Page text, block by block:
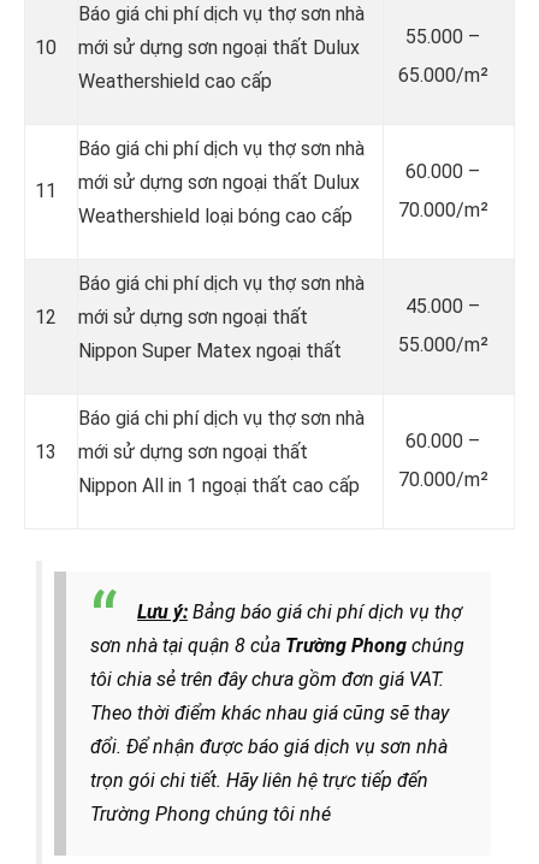
10
Báo giá chi phí dịch vụ thợ sơn nhà
mới sử dựng sơn ngoại thất Dulux
Weathershield cao cấp
55.000 –
65.000/m²
11
Báo giá chi phí dịch vụ thợ sơn nhà
mới sử dựng sơn ngoại thất Dulux
Weathershield loại bóng cao cấp
60.000 –
70.000/m²
12
Báo giá chi phí dịch vụ thợ sơn nhà
mới sử dựng sơn ngoại thất
Nippon Super Matex ngoại thất
45.000 –
55.000/m²
13
Báo giá chi phí dịch vụ thợ sơn nhà
mới sử dựng sơn ngoại thất
Nippon All in 1 ngoại thất cao cấp
60.000 –
70.000/m²
Lưu ý: Bảng báo giá chi phí dịch vụ thợ
sơn nhà tại quận 8 của Trường Phong chúng
tôi chia sẻ trên đây chưa gồm đơn giá VAT.
Theo thời điểm khác nhau giá cũng sẽ thay
đổi. Để nhận được báo giá dịch vụ sơn nhà
trọn gói chi tiết. Hãy liên hệ trực tiếp đến
Trường Phong chúng tôi nhé